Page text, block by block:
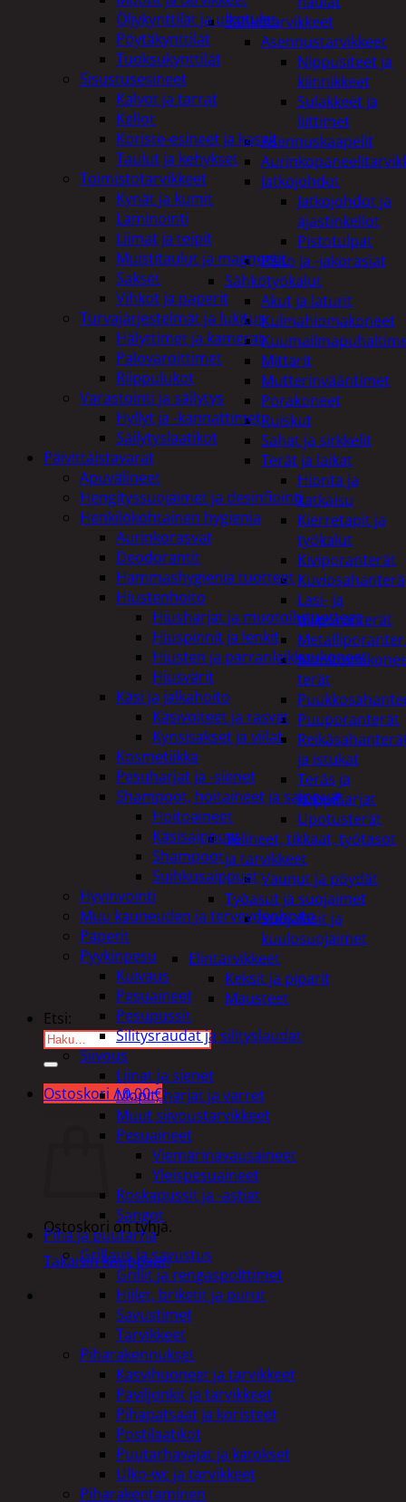
Sähkötarvikkeet
Asennustarvikkeet
Nippusiteet ja
kiinnikkeet
Sulakkeet ja
liittimet
Asennuskaapelit
Jatkojohdot
Jatkojohdot ja
ajastinkellot
Pistotulpat
Pisto ja -jakorasiat
Sähkötyökalut
Akut ja laturit
Kulmahiomakoneet
Mittarit
Mutterinvääntimet
Porakoneet
Ruiskut
Sahat ja sirkkelit
Terät ja laikat
Hionta ja
katkaisu
Kierretapit ja
työkalut
Kiviporanterät
Kuviosahanterä
Lasi- ja
tiiliporanterät
terät
Puuporanterät
ja istukat
Teräs ja
kuppiharjat
Upotusterät
Telineet, tikkaat, työtasot
ja tarvikkeet
Vaunut ja pöydät
Työasut ja suojaimet
Suojalasit ja
kuulosuojaimet
Elintarvikkeet
Keksit ja piparit
Mausteet
Etsi:
Ostoskori /0,00€
Ostoskori on tyhjä.
Takaisin kauppaan
Öljykynttilät ja ulkotulet
Pöytäkynttilät
Tuoksukynttilät
Sisustusesineet
Kalvot ja tarrat
Kellot
Koriste-esineet ja kasvit
Taulut ja kehykset
Toimistotarvikkeet
Kynät ja kumit
Laminointi
Liimat ja teipit
Muistitaulut ja magneetit
Sakset
Vihkot ja paperit
Turvajärjestelmät ja lukitus
Hälyttimet ja kamerat
Palovaroittimet
Riippulukot
Varastointi ja säilytys
Hyllyt ja -kannattimet
Säilytyslaatikot
Päivittäistavarat
Apuvälineet
Hengityssuojaimet ja desinfiointi
Henkilökohtainen hygienia
Aurinkorasvat
Deodorantit
Hammashygienia tuotteet
Hiustenhoito
Hiusharjat ja muotoilutuotteet
Hiuspinnit ja lenkit
Hiusten ja parranleikkuukoneet
Hiusvärit
Käsi ja jalkahoito
Käsivoiteet ja rasvat
Kynsisakset ja viilat
Kosmetiikka
Pesuharjat ja -sienet
Shampoot, hoitaineet ja saippuat
Hoitoaineet
Käsisaippuat
Shampoot
Suihkusaippuat
Hyvinvointi
Muu kauneuden ja terveydenhoito
Paperit
Pyykinpesu
Kuivaus
Pesuaineet
Pesupussit
Silitysraudat ja silityslaudat
Siivous
Liinat ja sienet
Mopit, harjat ja varret
Muut siivoustarvikkeet
Pesuaineet
Viemärinavausaineet
Yleispesuaineet
Roskapussit ja -astiat
Sangot
Piha ja puutarha
Grillaus ja savustus
Grillit ja rengaspolttimet
Hiilet, briketit ja purut
Savustimet
Tarvikkeet
Piharakennukset
Kasvihuoneet ja tarvikkeet
Paviljonkit ja tarvikkeet
Pihapatsaat ja koristeet
Postilaatikot
Puutarhavajat ja katokset
Ulko-wc ja tarvikkeet
Piharakentaminen